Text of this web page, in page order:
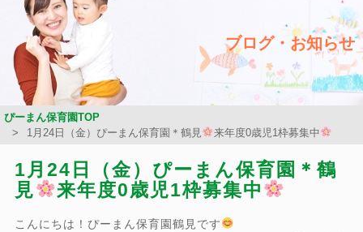
ブログ・お知らせ
ぴーまん保育園TOP
1月24日（金）ぴーまん保育園＊鶴見
来年度0歳児1枠募集中
1月24日（金）ぴーまん保育園＊鶴
見
来年度0歳児1枠募集中
こんにちは！ぴーまん保育園鶴見です